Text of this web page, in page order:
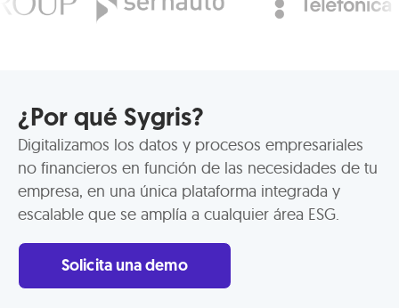
¿Por qué Sygris?
Digitalizamos los datos y procesos empresariales
no financieros en función de las necesidades de tu
empresa, en una única plataforma integrada y
escalable que se amplía a cualquier área ESG.
Solicita una demo